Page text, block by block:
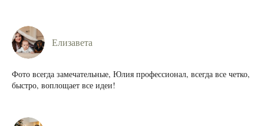
Елизавета
Фото всегда замечательные, Юлия профессионал, всегда все четко,
быстро, воплощает все идеи!